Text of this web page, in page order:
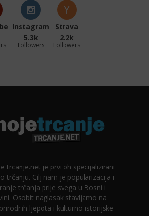
Instagram
5.3k
Followers
Strava
2.2k
Followers
trcanje.net je prvi bh specijalizirani
trčanju. Cilj nam je popularizacija i
trčanja prije svega u Bosni i
Osobit naglasak stavljamo na
ljepota i kulturno-istorijske